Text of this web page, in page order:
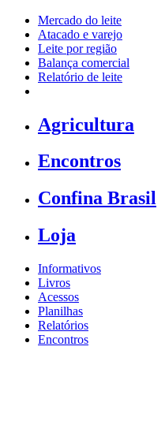
Mercado do leite
Atacado e varejo
Leite por região
Balança comercial
Relatório de leite
Agricultura
Encontros
Confina Brasil
Loja
Informativos
Livros
Acessos
Planilhas
Relatórios
Encontros